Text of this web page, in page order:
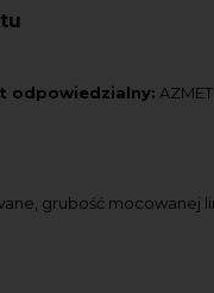
odpowiedzialny:
grubość mocowanej